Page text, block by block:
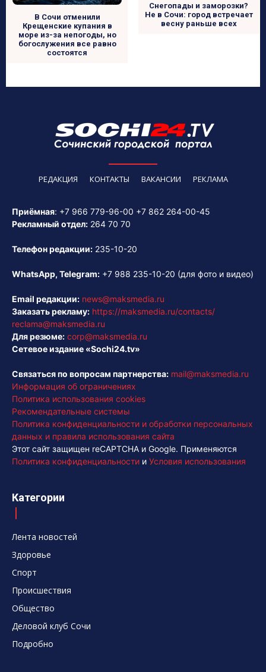
В Сочи отменили
Крещенские купания в
море из-за непогоды, но
богослужения все равно
состоятся
Снегопады и заморозки?
Не в Сочи: город встречает
весну раньше всех
РЕДАКЦИЯ КОНТАКТЫ ВАКАНСИИ РЕКЛАМА
Приёмная: +7 966 779-96-00 +7 862 264-00-45
Рекламный отдел: 264 70 70
Телефон редакции: 235-10-20
WhatsApp, Telegram: +7 988 235-10-20 (для фото и видео)
Email редакции: news@maksmedia.ru
Заказать рекламу: https://maksmedia.ru/contacts/
reclama@maksmedia.ru
Для резюме: corp@maksmedia.ru
Сетевое издание «Sochi24.tv»
Связаться по вопросам партнерства: mail@maksmedia.ru
Информация об ограничениях
Политика использования cookies
Рекомендательные системы
Политика конфиденциальности и обработки персональных
данных и правила использования сайта
Этот сайт защищен reCAPTCHA и Google. Применяются
Политика конфиденциальности и Условия использования
Категории
Лента новостей
Здоровье
Спорт
Происшествия
Общество
Деловой клуб Сочи
Подробно